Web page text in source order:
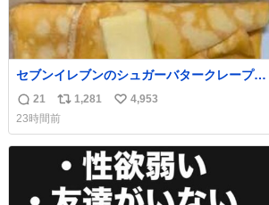
セブンイレブンのシュガーバタークレープと
えんがわの寿司を探している人へ！ シュガー
バタークレープは目黒、品川、蒲田、渋谷、
川崎、横浜、鶴見、九州の一部エリア限定商
品で8月5日に発注が終了したため店舗に置い
てあるところ少ないですが見つけたら即買い
返
信
数
21
リ
ポ
ス
ト
1,281
い
ね
数
4,953
23時間前